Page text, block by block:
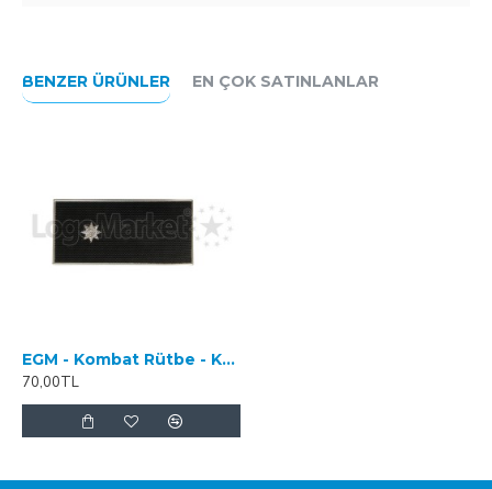
BENZER ÜRÜNLER EN ÇOK SATINLANLAR
EGM - Kombat Rütbe - Komiser Yardımcısı - 3 Boyutlu
70,00TL